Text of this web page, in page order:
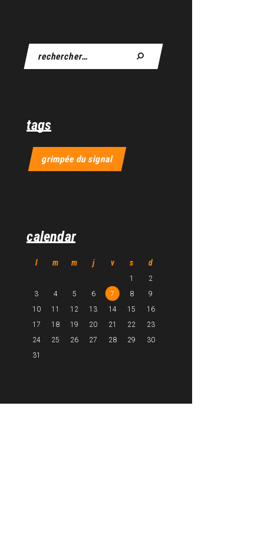
tags
grimpée du signal
calendar
l m m j v s d
1
2
3
4 5 6 7 8
9
10
11 12 13 14 15
16
17
18 19 20 21 22
23
24
25 26 27 28 29
30
31